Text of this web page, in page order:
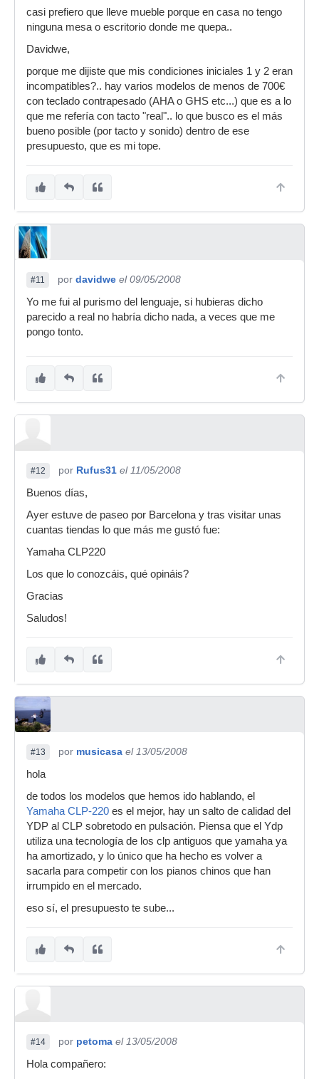
casi prefiero que lleve mueble porque en casa no tengo
ninguna mesa o escritorio donde me quepa..
Davidwe,
porque me dijiste que mis condiciones iniciales 1 y 2 eran
incompatibles?.. hay varios modelos de menos de 700€
con teclado contrapesado (AHA o GHS etc...) que es a lo
que me refería con tacto "real".. lo que busco es el más
bueno posible (por tacto y sonido) dentro de ese
presupuesto, que es mi tope.
#11 por davidwe el 09/05/2008
Yo me fui al purismo del lenguaje, si hubieras dicho
parecido a real no habría dicho nada, a veces que me
pongo tonto.
#12 por Rufus31 el 11/05/2008
Buenos días,
Ayer estuve de paseo por Barcelona y tras visitar unas
cuantas tiendas lo que más me gustó fue:
Yamaha CLP220
Los que lo conozcáis, qué opináis?
Gracias
Saludos!
#13 por musicasa el 13/05/2008
hola
de todos los modelos que hemos ido hablando, el
Yamaha CLP-220 es el mejor, hay un salto de calidad del
YDP al CLP sobretodo en pulsación. Piensa que el Ydp
utiliza una tecnología de los clp antiguos que yamaha ya
ha amortizado, y lo único que ha hecho es volver a
sacarla para competir con los pianos chinos que han
irrumpido en el mercado.
eso sí, el presupuesto te sube...
#14 por petoma el 13/05/2008
Hola compañero: